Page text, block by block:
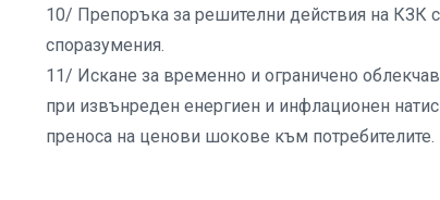
10/ Препоръка за решителни действия на КЗК
споразумения.
11/ Искане за временно и ограничено
при извънреден енергиен и инфлационен
преноса на ценови шокове към потребителите.